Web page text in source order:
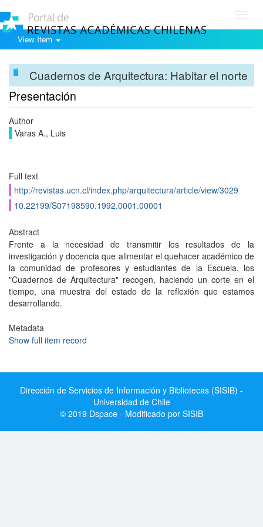
View Item
Cuadernos de Arquitectura: Habitar el norte
Presentación
Author
Varas A., Luis
Full text
http://revistas.ucn.cl/index.php/arquitectura/article/view/3029
10.22199/S07198590.1992.0001.00001
Abstract
Frente a la necesidad de transmitir los resultados de la
investigación y docencia que alimentar el quehacer académico de
la comunidad de profesores y estudiantes de la Escuela, los
"Cuadernos de Arquitectura" recogen, haciendo un corte en el
tiempo, una muestra del estado de la reflexión que estamos
desarrollando.
Metadata
Show full item record
Dirección de Servicios de Información y Bibliotecas (SISIB) -
Universidad de Chile
© 2019 Dspace - Modificado por SISIB